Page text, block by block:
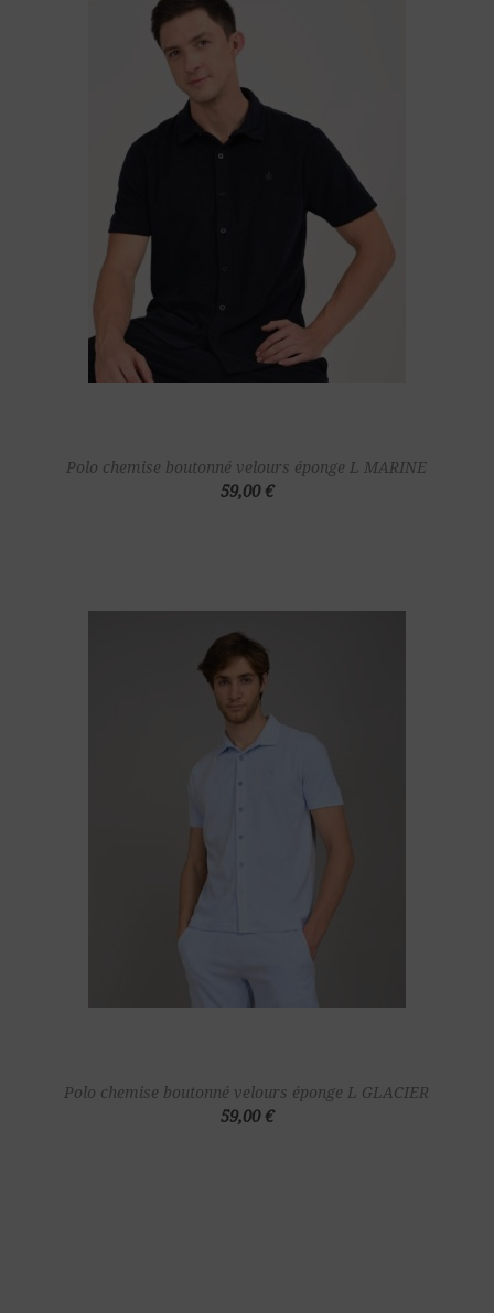
Polo chemise boutonné velours éponge L MARINE
59,00 €
Polo chemise boutonné velours éponge L GLACIER
59,00 €